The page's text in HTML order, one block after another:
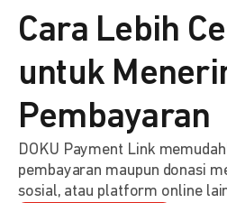
Cara Lebih
untuk
Pembayaran
DOKU Payment Link
pembayaran maupun donasi
sosial, atau platform online